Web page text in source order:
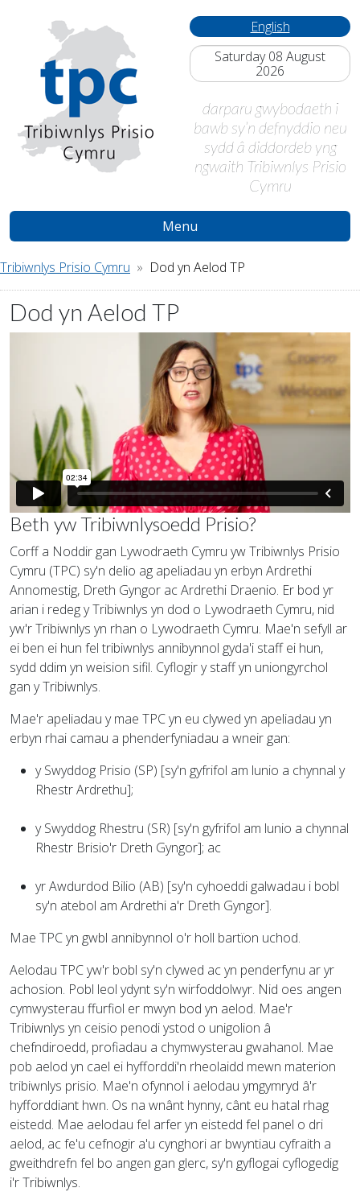
English
Saturday 08 August
2026
darparu gwybodaeth i
bawb sy’n defnyddio neu
sydd â diddordeb yng
ngwaith Tribiwnlys Prisio
Cymru
Menu
Tribiwnlys Prisio Cymru Dod yn Aelod TP
Dod yn Aelod TP
Beth yw Tribiwnlysoedd Prisio?
Corff a Noddir gan Lywodraeth Cymru yw Tribiwnlys Prisio
Cymru (TPC) sy'n delio ag apeliadau yn erbyn Ardrethi
Annomestig, Dreth Gyngor ac Ardrethi Draenio. Er bod yr
arian i redeg y Tribiwnlys yn dod o Lywodraeth Cymru, nid
yw'r Tribiwnlys yn rhan o Lywodraeth Cymru. Mae'n sefyll ar
ei ben ei hun fel tribiwnlys annibynnol gyda'i staff ei hun,
sydd ddim yn weision sifil. Cyflogir y staff yn uniongyrchol
gan y Tribiwnlys.
Mae'r apeliadau y mae TPC yn eu clywed yn apeliadau yn
erbyn rhai camau a phenderfyniadau a wneir gan:
y Swyddog Prisio (SP) [sy'n gyfrifol am lunio a chynnal y
Rhestr Ardrethu];
y Swyddog Rhestru (SR) [sy'n gyfrifol am lunio a chynnal
Rhestr Brisio'r Dreth Gyngor]; ac
yr Awdurdod Bilio (AB) [sy'n cyhoeddi galwadau i bobl
sy'n atebol am Ardrethi a'r Dreth Gyngor].
Mae TPC yn gwbl annibynnol o'r holl bartïon uchod.
Aelodau TPC yw'r bobl sy'n clywed ac yn penderfynu ar yr
achosion. Pobl leol ydynt sy'n wirfoddolwyr. Nid oes angen
cymwysterau ffurfiol er mwyn bod yn aelod. Mae'r
Tribiwnlys yn ceisio penodi ystod o unigolion â
chefndiroedd, profiadau a chymwysterau gwahanol. Mae
pob aelod yn cael ei hyfforddi'n rheolaidd mewn materion
tribiwnlys prisio. Mae'n ofynnol i aelodau ymgymryd â'r
hyfforddiant hwn. Os na wnânt hynny, cânt eu hatal rhag
eistedd. Mae aelodau fel arfer yn eistedd fel panel o dri
aelod, ac fe'u cefnogir a'u cynghori ar bwyntiau cyfraith a
gweithdrefn fel bo angen gan glerc, sy'n gyflogai cyflogedig
i'r Tribiwnlys.